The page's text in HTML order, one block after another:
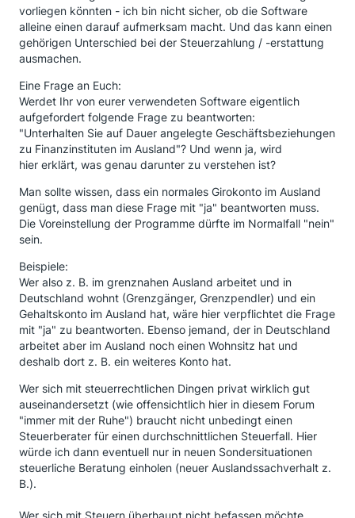
vorliegen könnten - ich bin nicht sicher, ob die Software
alleine einen darauf aufmerksam macht. Und das kann einen
gehörigen Unterschied bei der Steuerzahlung / -erstattung
ausmachen.
Eine Frage an Euch:
Werdet Ihr von eurer verwendeten Software eigentlich
aufgefordert folgende Frage zu beantworten:
"Unterhalten Sie auf Dauer angelegte Geschäftsbeziehungen
zu Finanzinstituten im Ausland"? Und wenn ja, wird
hier erklärt, was genau darunter zu verstehen ist?
Man sollte wissen, dass ein normales Girokonto im Ausland
genügt, dass man diese Frage mit "ja" beantworten muss.
Die Voreinstellung der Programme dürfte im Normalfall "nein"
sein.
Beispiele:
Wer also z. B. im grenznahen Ausland arbeitet und in
Deutschland wohnt (Grenzgänger, Grenzpendler) und ein
Gehaltskonto im Ausland hat, wäre hier verpflichtet die Frage
mit "ja" zu beantworten. Ebenso jemand, der in Deutschland
arbeitet aber im Ausland noch einen Wohnsitz hat und
deshalb dort z. B. ein weiteres Konto hat.
Wer sich mit steuerrechtlichen Dingen privat wirklich gut
auseinandersetzt (wie offensichtlich hier in diesem Forum
"immer mit der Ruhe") braucht nicht unbedingt einen
Steuerberater für einen durchschnittlichen Steuerfall. Hier
würde ich dann eventuell nur in neuen Sondersituationen
steuerliche Beratung einholen (neuer Auslandssachverhalt z.
B.).
Wer sich mit Steuern überhaupt nicht befassen möchte,